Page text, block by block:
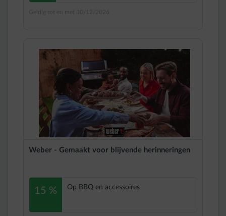
Weber - Gemaakt voor blijvende herinneringen
15 % Op BBQ en accessoires